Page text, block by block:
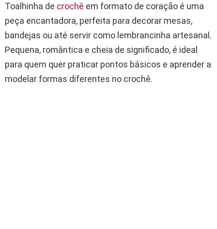
Toalhinha de crochê em formato de coração é uma
peça encantadora, perfeita para decorar mesas,
bandejas ou até servir como lembrancinha artesanal.
Pequena, romântica e cheia de significado, é ideal
para quem quer praticar pontos básicos e aprender a
modelar formas diferentes no crochê.